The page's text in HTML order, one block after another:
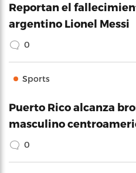
Reportan el
argentino Lionel Messi
0
Sports
Puerto Rico alcanza
masculino
0